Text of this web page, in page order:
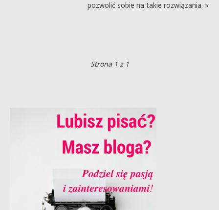
pozwolić sobie na takie rozwiązania. »
Strona 1 z 1